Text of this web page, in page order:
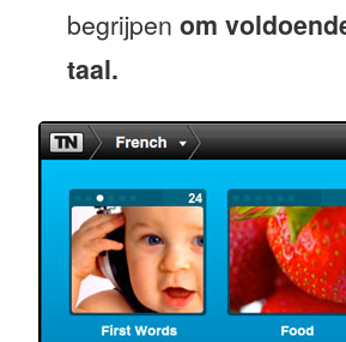
begrijpen om
taal.